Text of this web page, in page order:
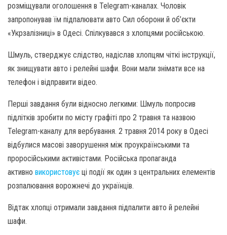
розміщували оголошення в Telegram-каналах. Чоловік
запропонував їм підпалювати авто Сил оборони й об’єкти
«Укрзалізниці» в Одесі. Спілкувався з хлопцями російською.
Шмуль, стверджує слідство, надіслав хлопцям чіткі інструкції,
як знищувати авто і релейні шафи. Вони мали знімати все на
телефон і відправити відео.
Перші завдання були відносно легкими: Шмуль попросив
підлітків зробити по місту графіті про 2 травня та назвою
Telegram-каналу для вербування. 2 травня 2014 року в Одесі
відбулися масові заворушення між проукраїнськими та
проросійськими активістами. Російська пропаганда
активно використовує ці події як один з центральних елементів
розпалювання ворожнечі до українців.
Відтак хлопці отримали завдання підпалити авто й релейні
шафи.